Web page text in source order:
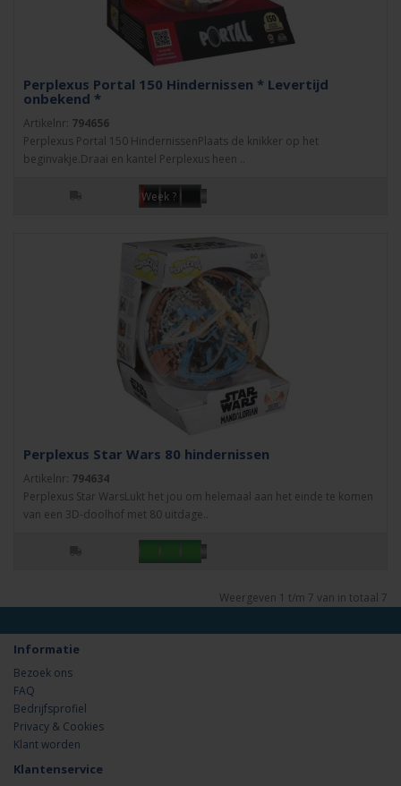
Perplexus Portal 150 Hindernissen * Levertijd
onbekend *
Artikelnr: 794656
Perplexus Portal 150 HindernissenPlaats de knikker op het
beginvakje.Draai en kantel Perplexus heen ..
Week ?
Perplexus Star Wars 80 hindernissen
Artikelnr: 794634
Perplexus Star WarsLukt het jou om helemaal aan het einde te komen
van een 3D-doolhof met 80 uitdage..
Weergeven 1 t/m 7 van in totaal 7
Informatie
Bezoek ons
FAQ
Bedrijfsprofiel
Privacy & Cookies
Klant worden
Klantenservice